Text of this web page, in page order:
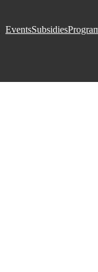
EventsSubsidies